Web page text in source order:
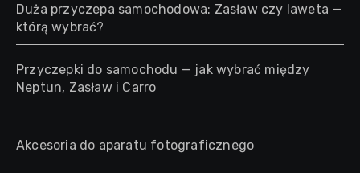
Duża przyczepa samochodowa: Zasław czy laweta —
którą wybrać?
Przyczepki do samochodu — jak wybrać między
Neptun, Zasław i Carro
Akcesoria do aparatu fotograficznego